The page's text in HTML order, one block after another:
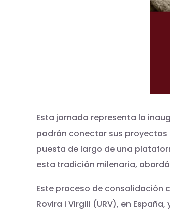
Esta jornada representa la
podrán conectar sus
puesta de largo de una
esta tradición milenaria,
Este proceso de consolidación
Rovira i Virgili (URV), en